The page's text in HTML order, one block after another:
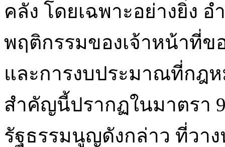
คลัง โดยเฉพาะอย่างยิ่ง
พฤติกรรมของเจ้าหน้าที่ข
และการงบประมาณที่กฎ
สำคัญนี้ปรากฏในมาตรา
รัฐธรรมนูญดังกล่าว ที่วา